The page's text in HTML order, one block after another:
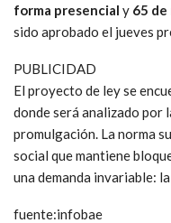
forma presencial y 65
sido aprobado el jueves
PUBLICIDAD
El proyecto de ley se
donde será analizado por
promulgación. La norma
social que mantiene
una demanda invariable:
fuente:infobae